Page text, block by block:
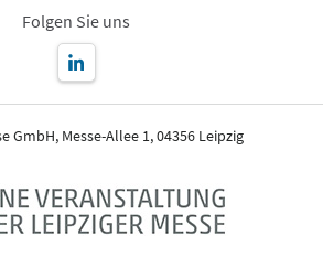
Folgen Sie uns
GmbH, Messe-Allee 1, 04356 Leipzig